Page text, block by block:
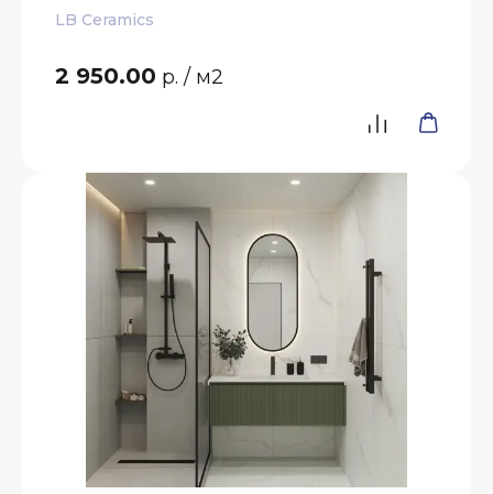
LB Ceramics
2 950.00 р. / м2